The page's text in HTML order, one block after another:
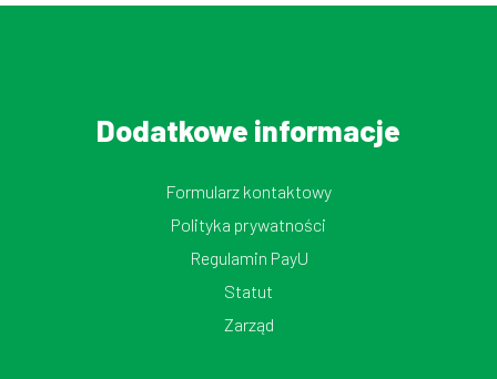
Dodatkowe informacje
Formularz kontaktowy
Polityka prywatności
Regulamin PayU
Statut
Zarząd